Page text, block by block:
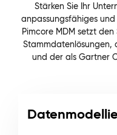
Stärken Sie Ihr
anpassungsfähiges
Pimcore MDM setzt
Stammdatenlösungen,
und der als Gartner